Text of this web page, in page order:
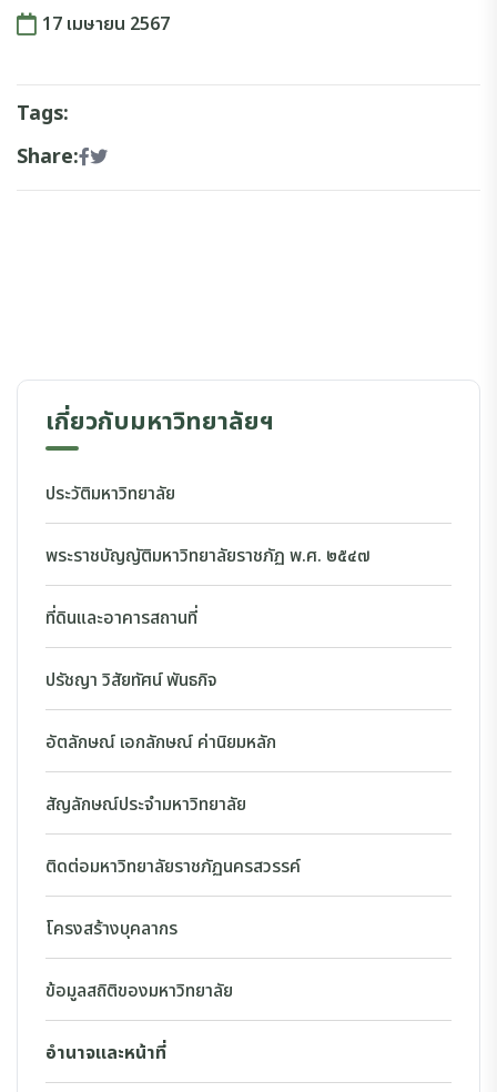
17 เมษายน 2567
Tags:
Share:
เกี่ยวกับมหาวิทยาลัยฯ
ประวัติมหาวิทยาลัย
พระราชบัญญัติมหาวิทยาลัยราชภัฏ พ.ศ. ๒๕๔๗
ที่ดินและอาคารสถานที่
ปรัชญา วิสัยทัศน์ พันธกิจ
อัตลักษณ์ เอกลักษณ์ ค่านิยมหลัก
สัญลักษณ์ประจำมหาวิทยาลัย
ติดต่อมหาวิทยาลัยราชภัฏนครสวรรค์
โครงสร้างบุคลากร
ข้อมูลสถิติของมหาวิทยาลัย
อำนาจและหน้าที่